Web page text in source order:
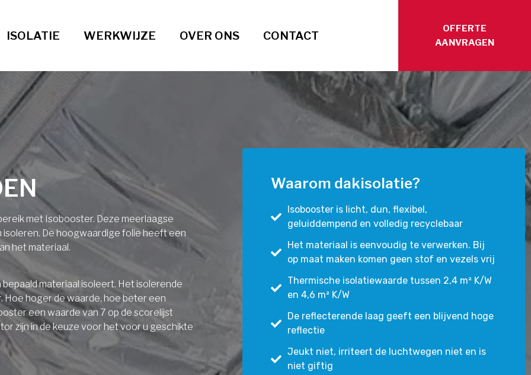
ISOLATIE WERKWIJZE OVER ONS CONTACT
OFFERTE
AANVRAGEN
met Isobooster. Deze meerlaagse
De hoogwaardige folie heeft een
het materiaal.
materiaal isoleert. Het isolerende
hoger de waarde, hoe beter een
een waarde van 7 op de scorelijst
zijn in de keuze voor het voor u geschikte
Waarom dakisolatie?
Isobooster is licht, dun, flexibel,
geluiddempend en volledig recyclebaar
Het materiaal is eenvoudig te verwerken. Bij
op maat maken komen geen stof en vezels vrij
Thermische isolatiewaarde tussen 2,4 m² K/W
en 4,6 m² K/W
De reflecterende laag geeft een blijvend hoge
reflectie
Jeukt niet, irriteert de luchtwegen niet en is
niet giftig